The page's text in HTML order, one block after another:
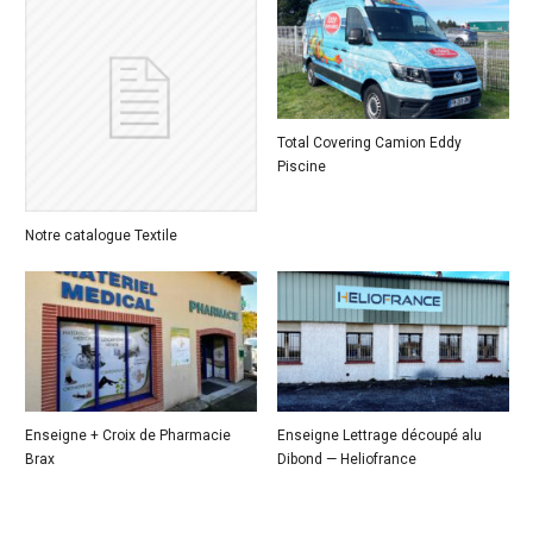
Notre catalogue Textile
Total Covering Camion Eddy
Piscine
Enseigne + Croix de Pharmacie
Brax
Enseigne Lettrage découpé alu
Dibond — Heliofrance